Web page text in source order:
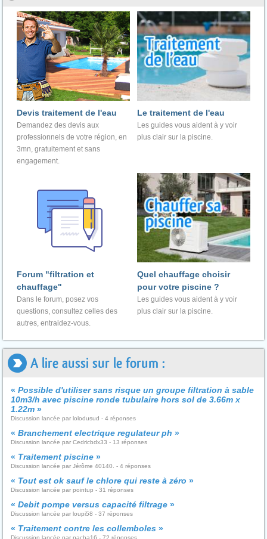
Devis traitement de l'eau
Demandez des devis aux
professionnels de votre région, en
3mn, gratuitement et sans
engagement.
Le traitement de l'eau
Les guides vous aident à y voir
plus clair sur la piscine.
Forum "filtration et
chauffage"
Dans le forum, posez vos
questions, consultez celles des
autres, entraidez-vous.
Quel chauffage choisir
pour votre piscine ?
Les guides vous aident à y voir
plus clair sur la piscine.
A lire aussi sur le forum :
« Possible d'utiliser sans risque un groupe filtration à sable
10m3/h avec piscine ronde tubulaire hors sol de 3.66m x
1.22m »
Discussion lancée par lolodusud - 4 réponses
« Branchement electrique regulateur ph »
Discussion lancée par Cedricbdx33 - 13 réponses
« Traitement piscine »
Discussion lancée par Jérôme 40140. - 4 réponses
« Tout est ok sauf le chlore qui reste à zéro »
Discussion lancée par pointup - 31 réponses
« Debit pompe versus capacité filtrage »
Discussion lancée par loupi58 - 37 réponses
« Traitement contre les collemboles »
Discussion lancée par pacha16 - 72 réponses